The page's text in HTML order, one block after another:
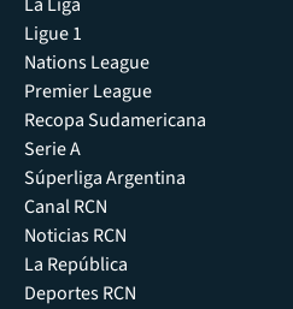
Ligue 1
Nations League
Premier League
Recopa Sudamericana
Serie A
Súperliga Argentina
Canal RCN
Noticias RCN
La República
Deportes RCN